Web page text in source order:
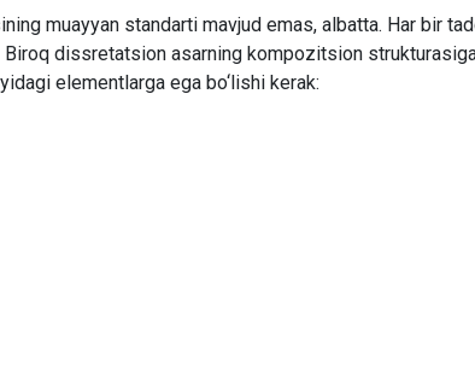
muayyan standarti mavjud emas, albatta. Har bir
dissretatsion asarning kompozitsion
elementlarga ega bo‘lishi kerak: